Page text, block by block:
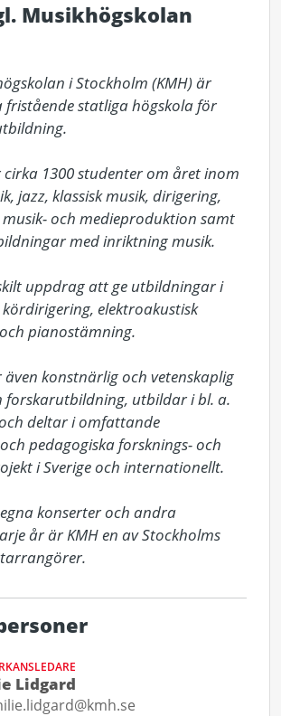
Musikhögskolan
i Stockholm (KMH) är
fristående statliga högskola för
1300 studenter om året inom
jazz, klassisk musik, dirigering,
och medieproduktion samt
med inriktning musik.
uppdrag att ge utbildningar i
elektroakustisk
pianostämning.
även konstnärlig och vetenskaplig
forskarutbildning, utbildar i bl. a.
deltar i omfattande
pedagogiska forsknings- och
i Sverige och internationellt.
konserter och andra
år är KMH en av Stockholms
Lidgard